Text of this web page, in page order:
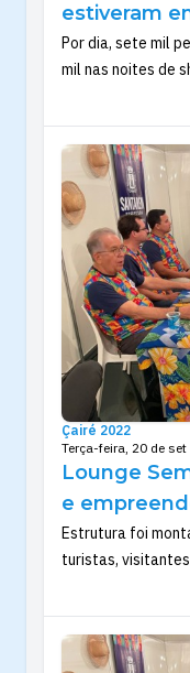
estiveram
Por dia, sete mil
mil nas noites de
Çairé 2022
Terça-feira, 20 de
Lounge
e
Estrutura foi
turistas,